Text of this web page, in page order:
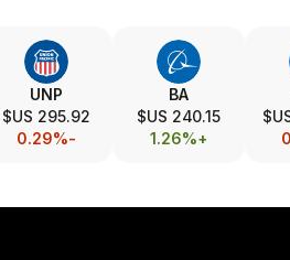
BA
240.15 US$
+1.26%
UNP
295.92 US$
-0.29%